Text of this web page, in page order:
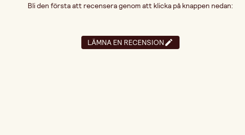
Bli den första att recensera genom att klicka på knappen nedan:
LÄMNA EN RECENSION